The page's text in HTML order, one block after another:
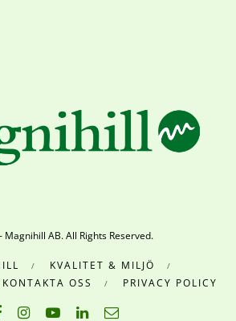
Magnihill AB. All Rights Reserved.
KVALITET & MILJÖ
KONTAKTA OSS PRIVACY POLICY